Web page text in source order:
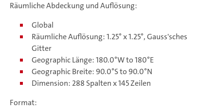
Räumliche Abdeckung und Auflösung:
Global
Räumliche Auflösung: 1.25° x 1.25°, Gauss'sches
Gitter
Geographic Länge: 180.0°W to 180°E
Geographic Breite: 90.0°S to 90.0°N
Dimension: 288 Spalten x 145 Zeilen
Format: